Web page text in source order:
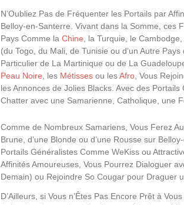
N’Oubliez Pas de Fréquenter les Portails par
Belloy-en-Santerre. Vivant dans la Somme, ces
Pays Comme la Chine, la Turquie, le Cambodge,
(du Togo, du Mali, de Tunisie ou d’un Autre
Particulier de La Martinique ou de La
Peau Noire, les Métisses ou lesAfro, Vous
les Annonces de Jolies Blacks. Avec des
Chatter avec une Samarienne, Catholique, une
Comme de Nombreux Samariens, Vous Ferez
Brune, d’une Blonde ou d’une Rousse sur
Portails Généralistes Comme WeKiss ou
Affinités Amoureuses, Vous Pourrez Dialoguer
Demain) ou Rejoindre So Cougar pour Draguer
D’Ailleurs, si Vous n’Êtes Pas Encore Prêt à